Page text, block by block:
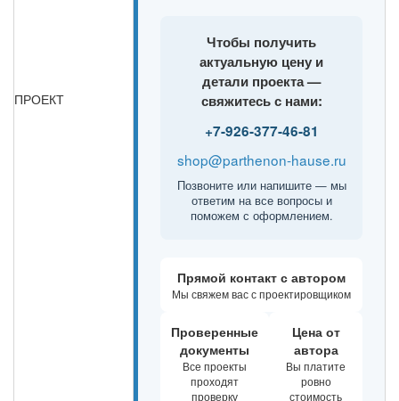
ПРОЕКТ
Чтобы получить
актуальную цену и
детали проекта —
свяжитесь с нами:
+7-926-377-46-81
shop@parthenon-hause.ru
Позвоните или напишите — мы
ответим на все вопросы и
поможем с оформлением.
Прямой контакт с автором
Мы свяжем вас с проектировщиком
Проверенные
документы
Все проекты
проходят
проверку
Цена от
автора
Вы платите
ровно
стоимость